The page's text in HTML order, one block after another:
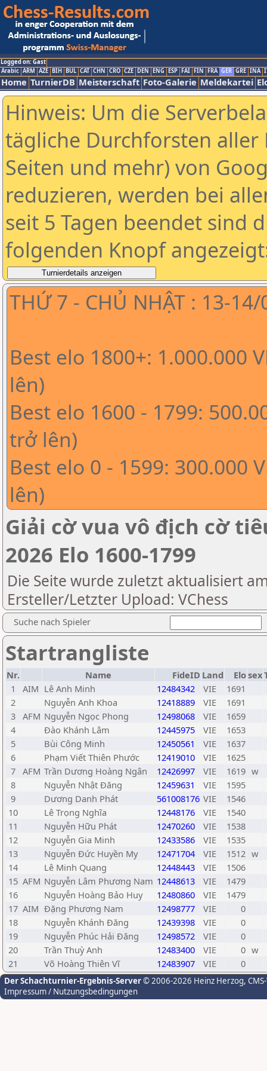
Logged on: Gast
Arabic ARM AZE BIH BUL CAT CHN CRO CZE DEN ENG ESP FAI FIN FRA GER GRE INA
Home TurnierDB Meisterschaft Foto-Galerie Meldekartei
Hinweis: Um die
tägliche Durchforsten aller
Seiten und mehr) von
reduzieren, werden bei
seit 5 Tagen beendet sind
folgenden Knopf
THỨ 7 - CHỦ NHẬT : 13-
Best elo 1800+: 1.000.000
lên)
Best elo 1600 - 1799:
trở lên)
Best elo 0 - 1599: 300.000
lên)
Giải cờ vua vô địch cờ
2026 Elo 1600-1799
Die Seite wurde zuletzt aktualisiert
Ersteller/Letzter Upload: VChess
Suche nach Spieler
Startrangliste
Nr. Name FideID Land Elosex
1
AIM Lê Anh Minh 12484342 VIE
1691
2
Nguyễn Anh Khoa 12418889 VIE
1691
3 AFM Nguyễn Ngọc Phong 12498068 VIE
1659
4
Đào Khánh Lâm 12445975 VIE
1653
5
Bùi Công Minh 12450561 VIE
1637
6
Phạm Viết Thiên Phước 12419010 VIE
1625
7 AFM Trần Dương Hoàng Ngân 12426997 VIE 1619 w
8
Nguyễn Nhật Đăng 12459631 VIE
1595
9
Dương Danh Phát 561008176 VIE
1546
10
Lê Trọng Nghĩa 12448176 VIE
1540
11
Nguyễn Hữu Phát 12470260 VIE
1538
12
Nguyễn Gia Minh 12433586 VIE
1535
13
Nguyễn Đức Huyền My 12471704 VIE 1512 w
14
Lê Minh Quang 12448443 VIE
1506
15 AFM Nguyễn Lâm Phương Nam 12448613 VIE
1479
16
Nguyễn Hoàng Bảo Huy 12480860 VIE
1479
17 AIM Đặng Phương Nam 12498777 VIE
0
18
Nguyễn Khánh Đăng 12439398 VIE
0
19
Nguyễn Phúc Hải Đăng 12498572 VIE
0
20
Trần Thuỳ Anh 12483400 VIE 0 w
21
Võ Hoàng Thiên Vĩ 12483907 VIE 0
Der Schachturnier-Ergebnis-Server© 2006-2026 Heinz Herzog,
Impressum / Nutzungsbedingungen